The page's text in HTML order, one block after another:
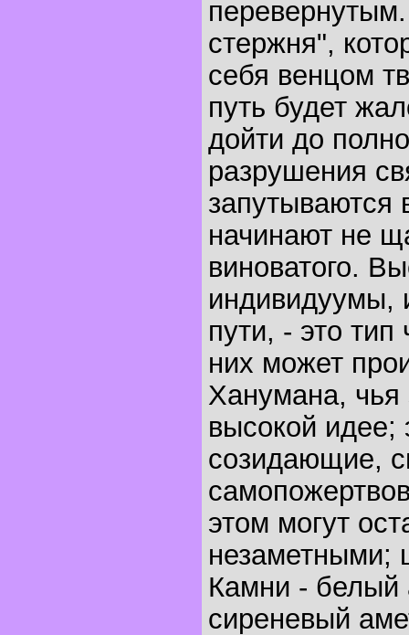
стержня",
себя венцом
путь будет
дойти до
разрушения
запутываются
начинают не
виноватого.
индивидуумы,
пути, - это тип
них может
Ханумана, чья
высокой идее;
созидающие,
этом могут
незаметными;
Камни - белый
сиреневый